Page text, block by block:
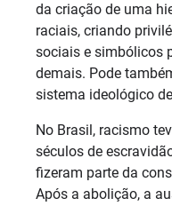
da criação de uma
raciais, criando
sociais e simbólicos
demais. Pode
sistema ideológico
No Brasil, racismo
séculos de
fizeram parte da
Após a abolição, a